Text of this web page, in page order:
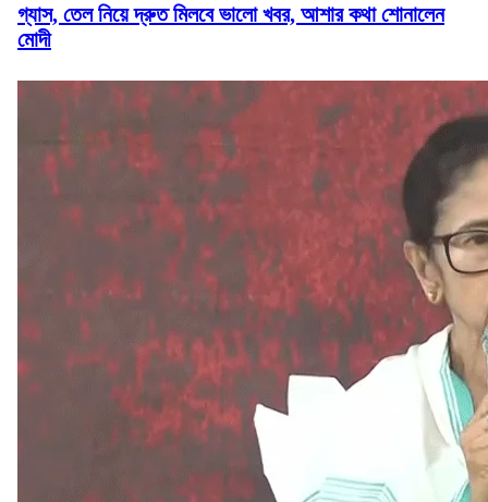
গ্যাস, তেল নিয়ে দ্রুত মিলবে ভালো খবর, আশার কথা শোনালেন
মোদী